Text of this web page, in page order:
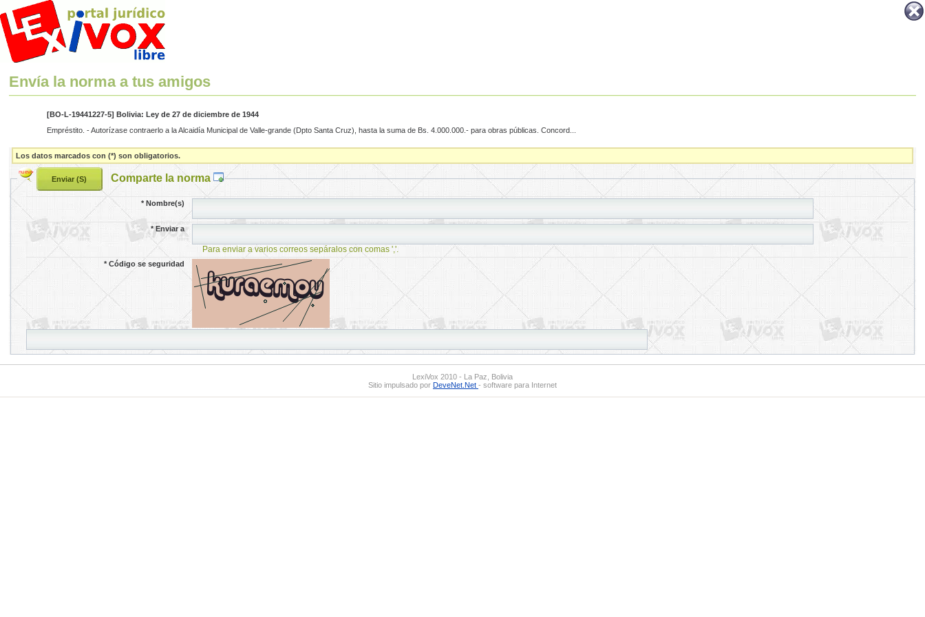
Envía la norma a tus amigos
[BO-L-19441227-5] Bolivia: Ley de 27 de diciembre de 1944
Empréstito. - Autorízase contraerlo a la Alcaidía Municipal de Valle-grande (Dpto Santa Cruz), hasta la suma de Bs. 4.000.000.- para obras públicas. Concord...
Los datos marcados con (*) son obligatorios.
Comparte la norma
*Nombre(s)
*Enviar a
Para enviar a varios correos sepáralos con comas ','.
*Código se seguridad
LexiVox 2010 - La Paz, Bolivia
Sitio impulsado por DeveNet.Net - software para Internet